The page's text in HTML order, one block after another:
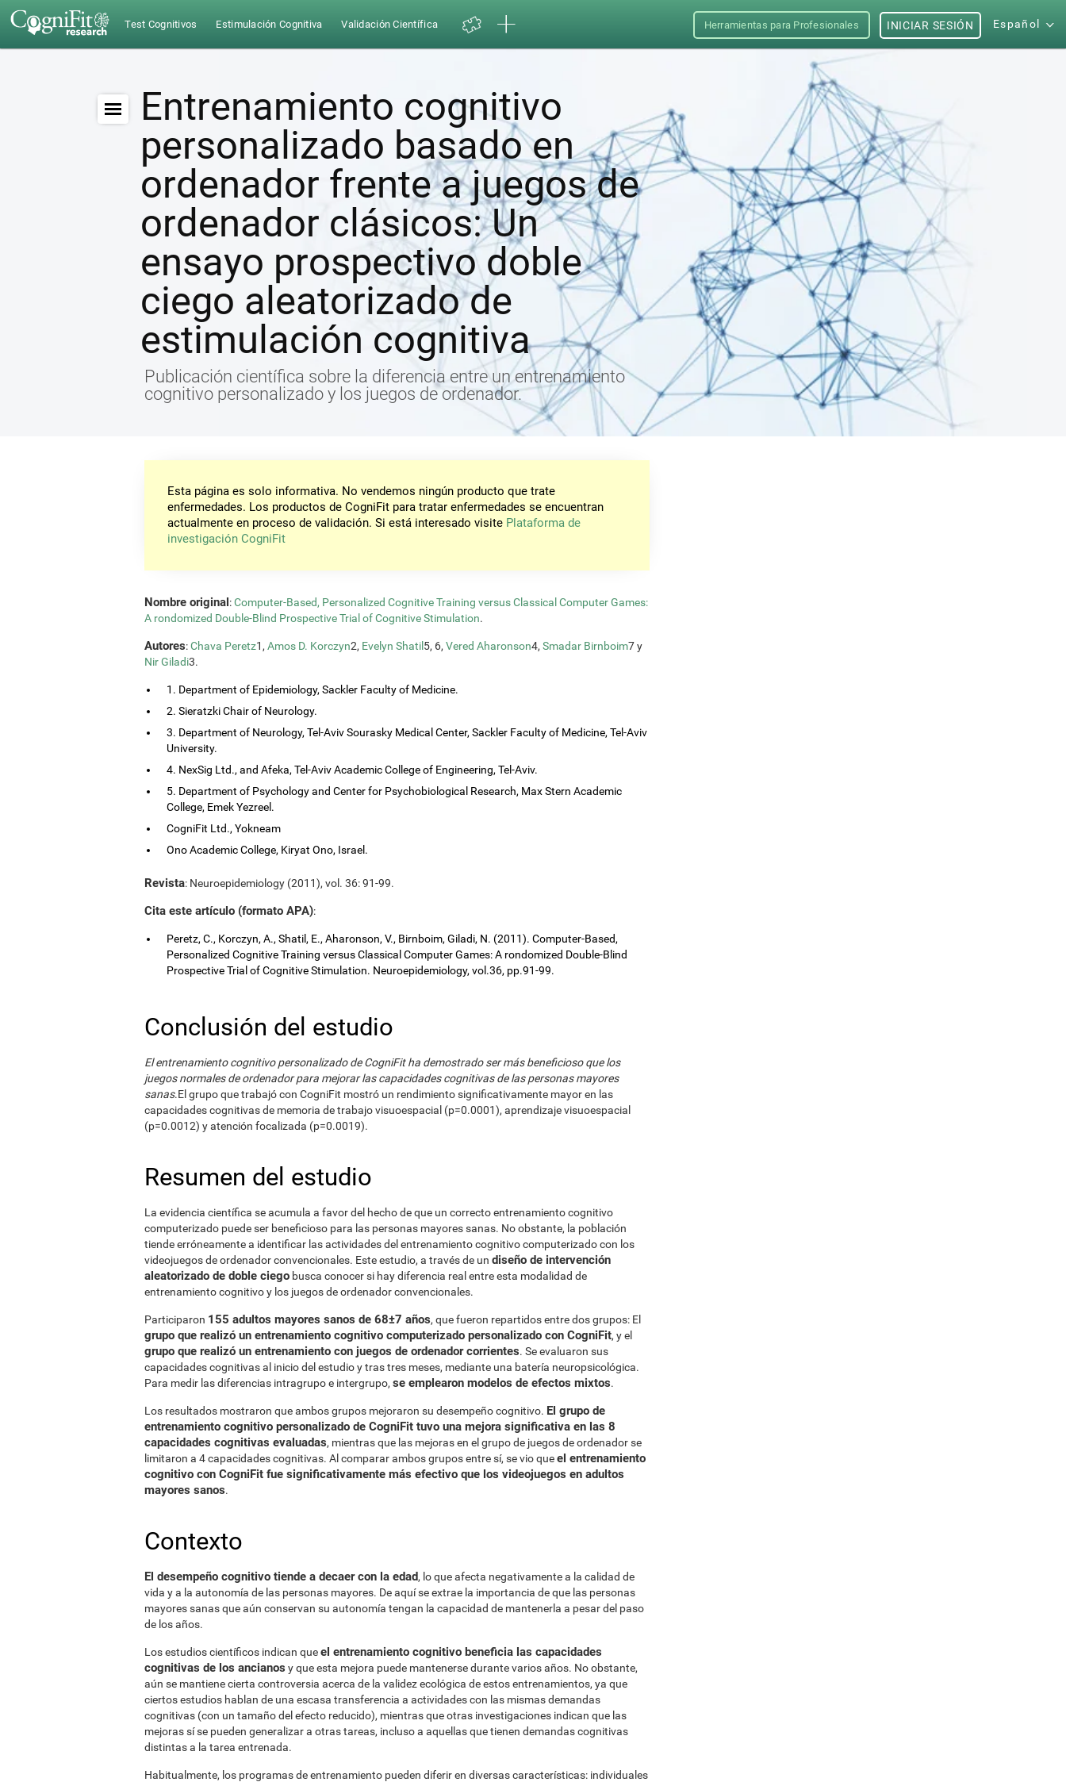
Test Cognitivos Estimulación Cognitiva Validación Científica Herramientas para Profesionales Español
INICIAR SESIÓN
Entrenamiento cognitivo
personalizado basado en
ordenador frente a juegos de
ordenador clásicos: Un
ensayo prospectivo doble
ciego aleatorizado de
estimulación cognitiva
Publicación científica sobre la diferencia entre un entrenamiento
cognitivo personalizado y los juegos de ordenador.
Esta página es solo informativa. No vendemos ningún producto que trate
enfermedades. Los productos de CogniFit para tratar enfermedades se encuentran
actualmente en proceso de validación. Si está interesado visite Plataforma de
investigación CogniFit
Nombre original:Computer-Based, Personalized Cognitive Training versus Classical Computer Games:
A rondomized Double-Blind Prospective Trial of Cognitive Stimulation.
Autores:Chava Peretz1, Amos D. Korczyn2, Evelyn Shatil 5, 6, Vered Aharonson4, Smadar Birnboim7 y
Nir Giladi3.
1. Department of Epidemiology, Sackler Faculty of Medicine.
2. Sieratzki Chair of Neurology.
3. Department of Neurology, Tel-Aviv Sourasky Medical Center, Sackler Faculty of Medicine, Tel-Aviv
University.
4. NexSig Ltd., and Afeka, Tel-Aviv Academic College of Engineering, Tel-Aviv.
5. Department of Psychology and Center for Psychobiological Research, Max Stern Academic
College, Emek Yezreel.
CogniFit Ltd., Yokneam
Ono Academic College, Kiryat Ono, Israel.
Revista: Neuroepidemiology (2011), vol. 36: 91-99.
Cita este artículo (formato APA):
Peretz, C., Korczyn, A., Shatil, E., Aharonson, V., Birnboim, Giladi, N. (2011). Computer-Based,
Personalized Cognitive Training versus Classical Computer Games: A rondomized Double-Blind
Prospective Trial of Cognitive Stimulation. Neuroepidemiology, vol.36, pp.91-99.
Conclusión del estudio
El entrenamiento cognitivo personalizado de CogniFit ha demostrado ser más beneficioso que los
juegos normales de ordenador para mejorar las capacidades cognitivas de las personas mayores
sanas.El grupo que trabajó con CogniFit mostró un rendimiento significativamente mayor en las
capacidades cognitivas de memoria de trabajo visuoespacial (p=0.0001), aprendizaje visuoespacial
(p=0.0012) y atención focalizada (p=0.0019).
Resumen del estudio
La evidencia científica se acumula a favor del hecho de que un correcto entrenamiento cognitivo
computerizado puede ser beneficioso para las personas mayores sanas. No obstante, la población
tiende erróneamente a identificar las actividades del entrenamiento cognitivo computerizado con los
videojuegos de ordenador convencionales. Este estudio, a través de un diseño de intervención
aleatorizado de doble ciego busca conocer si hay diferencia real entre esta modalidad de
entrenamiento cognitivo y los juegos de ordenador convencionales.
Participaron 155 adultos mayores sanos de 68±7 años, que fueron repartidos entre dos grupos: El
grupo que realizó un entrenamiento cognitivo computerizado personalizado con CogniFit, y el
grupo que realizó un entrenamiento con juegos de ordenador corrientes. Se evaluaron sus
capacidades cognitivas al inicio del estudio y tras tres meses, mediante una batería neuropsicológica.
Para medir las diferencias intragrupo e intergrupo, se emplearon modelos de efectos mixtos.
Los resultados mostraron que ambos grupos mejoraron su desempeño cognitivo. El grupo de
entrenamiento cognitivo personalizado de CogniFit tuvo una mejora significativa en las 8
capacidades cognitivas evaluadas, mientras que las mejoras en el grupo de juegos de ordenador se
limitaron a 4 capacidades cognitivas. Al comparar ambos grupos entre sí, se vio queel entrenamiento
cognitivo con CogniFit fue significativamente más efectivo que los videojuegos en adultos
mayores sanos.
Contexto
El desempeño cognitivo tiende a decaer con la edad, lo que afecta negativamente a la calidad de
vida y a la autonomía de las personas mayores. De aquí se extrae la importancia de que las personas
mayores sanas que aún conservan su autonomía tengan la capacidad de mantenerla a pesar del paso
de los años.
Los estudios científicos indican queel entrenamiento cognitivo beneficia las capacidades
cognitivas de los ancianos y que esta mejora puede mantenerse durante varios años. No obstante,
aún se mantiene cierta controversia acerca de la validez ecológica de estos entrenamientos, ya que
ciertos estudios hablan de una escasa transferencia a actividades con las mismas demandas
cognitivas (con un tamaño del efecto reducido), mientras que otras investigaciones indican que las
mejoras sí se pueden generalizar a otras tareas, incluso a aquellas que tienen demandas cognitivas
distintas a la tarea entrenada.
Habitualmente, los programas de entrenamiento pueden diferir en diversas características: individuales